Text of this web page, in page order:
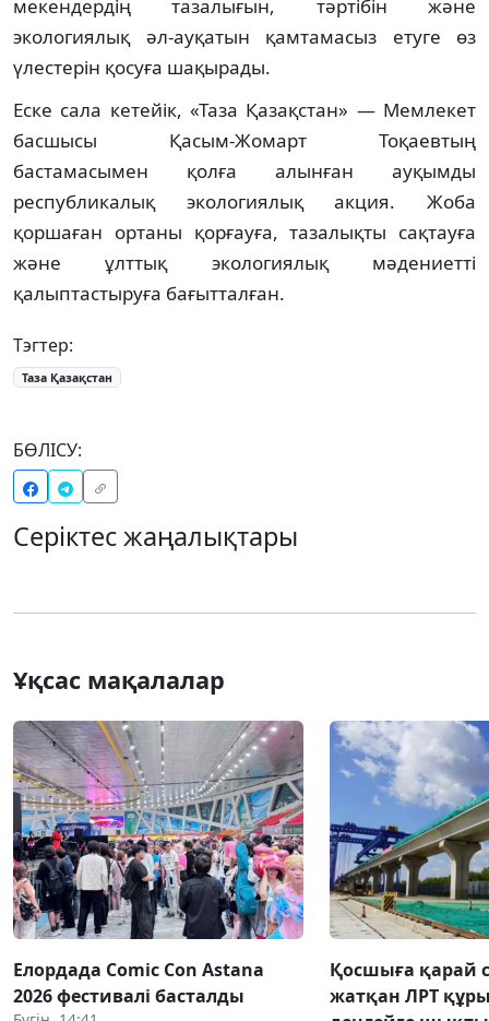
мекендердің тазалығын, тәртібін және
экологиялық әл-ауқатын қамтамасыз етуге өз
үлестерін қосуға шақырады.
Еске сала кетейік, «Таза Қазақстан» — Мемлекет
басшысы Қасым-Жомарт Тоқаевтың
бастамасымен қолға алынған ауқымды
республикалық экологиялық акция. Жоба
қоршаған ортаны қорғауға, тазалықты сақтауға
және ұлттық экологиялық мәдениетті
қалыптастыруға бағытталған.
Тэгтер:
Таза Қазақстан
БӨЛІСУ:
Серіктес жаңалықтары
Ұқсас мақалалар
Елордада Comic Con Astana
2026 фестивалі басталды
Қосшыға қарай
жатқан ЛРТ